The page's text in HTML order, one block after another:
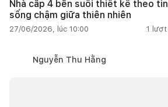
Nhà cấp 4 bên suối thiết kế theo
sống chậm giữa thiên nhiên
27/06/2026, lúc 10:00 1 lượt
Nguyễn Thu Hằng